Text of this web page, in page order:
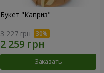
Букет "Каприз"
3 227 грн
Заказать